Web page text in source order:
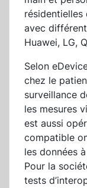
avec
Huawei, LG,
Selon
chez le
surveillance
les mesures
est aussi
compatible
les données
Pour la
tests